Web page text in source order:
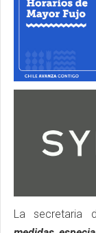
La secretaria